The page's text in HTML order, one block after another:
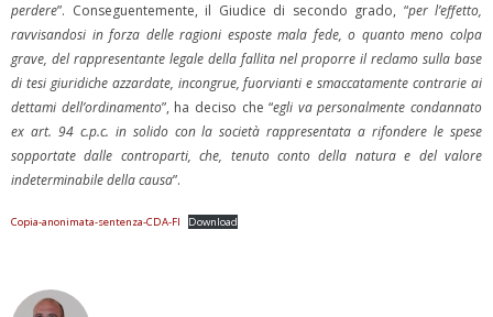
perdere”. Conseguentemente, il Giudice di secondo grado, “per l’effetto,
ravvisandosi in forza delle ragioni esposte mala fede, o quanto meno colpa
grave, del rappresentante legale della fallita nel proporre il reclamo sulla base
di tesi giuridiche azzardate, incongrue, fuorvianti e smaccatamente contrarie ai
dettami dell’ordinamento”, ha deciso che “egli va personalmente condannato
ex art. 94 c.p.c. in solido con la società rappresentata a rifondere le spese
sopportate dalle controparti, che, tenuto conto della natura e del valore
indeterminabile della causa”.
Copia-anonimata-sentenza-CDA-FI Download